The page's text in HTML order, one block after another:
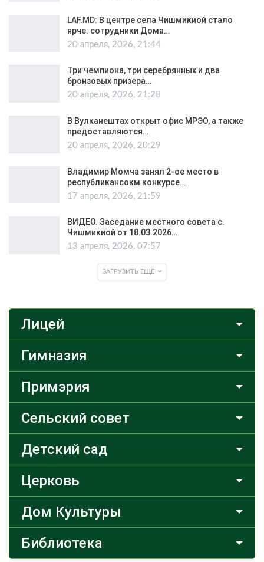
LAF.MD: В центре села Чишмикиой стало
ярче: сотрудники Дома…
20 апреля, 2026, 21:44
Три чемпиона, три серебрянных и два
бронзовых призера…
20 апреля, 2026, 21:28
В Вулканештах открыт офис МРЭО, а также
предоставляются…
20 апреля, 2026, 20:29
Владимир Момча занял 2-ое место в
республикансокм конкурсе…
17 апреля, 2026, 21:59
ВИДЕО. Заседание местного совета с.
Чишмикиой от 18.03.2026…
13 апреля, 2026, 07:57
ЗАГРУЗИТЬ ЕЩЁ
Лицей
Гимназия
Примэрия
Сельский совет
Детский сад
Церковь
Дом Культуры
Библиотека